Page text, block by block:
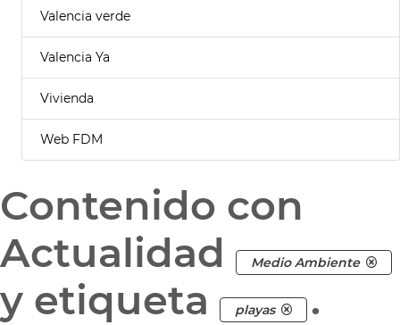
Valencia verde
Valencia Ya
Vivienda
Web FDM
Contenido con
Actualidad
Medio Ambiente
y etiqueta playas .